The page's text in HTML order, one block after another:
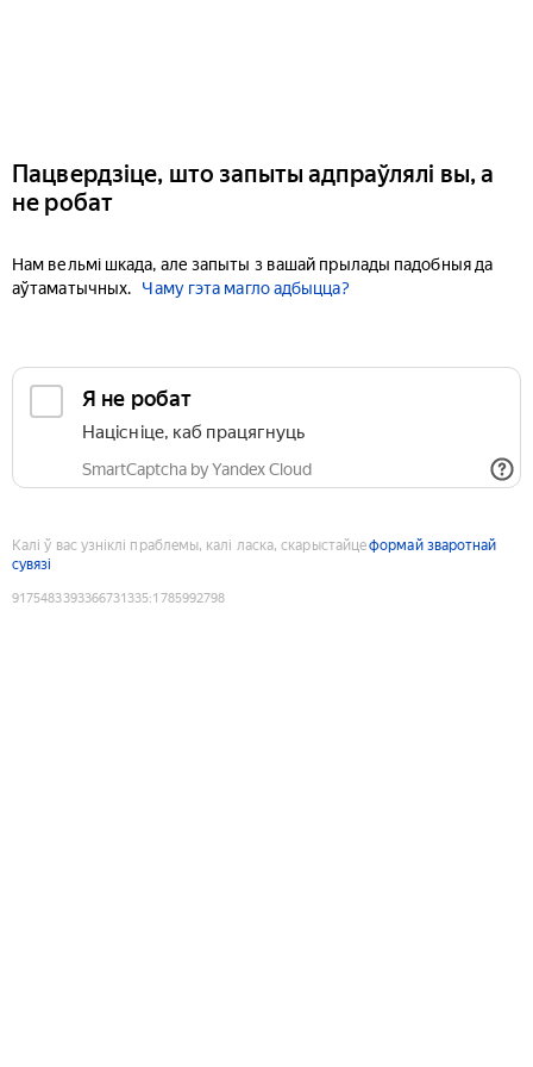
Пацвердзіце, што запыты адпраўлялі вы, а
не робат
Нам вельмі шкада, але запыты з вашай прылады падобныя да
аўтаматычных.
Чаму гэта магло адбыцца?
Я не робат
Націсніце, каб працягнуць
SmartCaptcha by Yandex Cloud
Калі ў вас узніклі праблемы, калі ласка, скарыстайцеформай зваротнай
сувязі
9175483393366731335:1785992798